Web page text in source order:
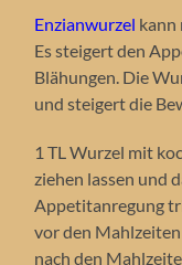
Enzianwurzel kann
Es steigert den
Blähungen. Die
und steigert die
1 TL Wurzel mit
ziehen lassen und
Appetitanregung
vor den
nach den